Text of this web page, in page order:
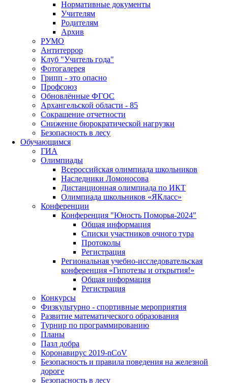
Нормативные документы
Учителям
Родителям
Архив
РУМО
Антитеррор
Клуб "Учитель года"
Фотогалерея
Грипп - это опасно
Профсоюз
Обновлённые ФГОС
Архангельской области - 85
Сокращение отчетности
Снижение бюрократической нагрузки
Безопасность в лесу
Обучающимся
ГИА
Олимпиады
Всероссийская олимпиада школьников
Наследники Ломоносова
Дистанционная олимпиада по ИКТ
Олимпиада школьников «ЯКласс»
Конференции
Конференция "Юность Поморья-2024"
Общая информация
Списки участников очного тура
Протоколы
Регистрация
Региональная учебно-исследовательская
конференция «Гипотезы и открытия!»
Общая информация
Регистрация
Конкурсы
Физкультурно - спортивные мероприятия
Развитие математического образования
Турнир по программированию
Планы
Пазл добра
Коронавирус 2019-nCoV
Безопасность и правила поведения на железной
дороге
Безопасность в лесу